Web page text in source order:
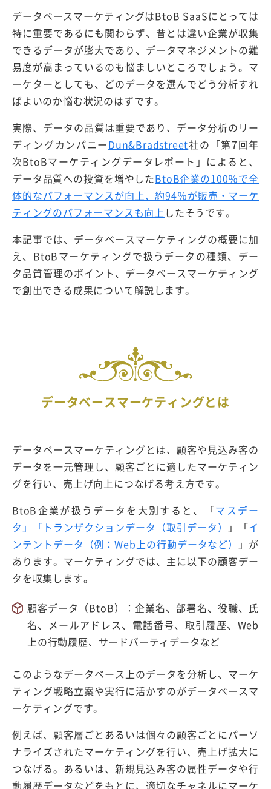
データベースマーケティングはBtoB SaaSにとっては
特に重要であるにも関わらず、昔とは違い企業が収集
できるデータが膨大であり、データマネジメントの難
易度が高まっているのも悩ましいところでしょう。マ
ーケターとしても、どのデータを選んでどう分析すれ
ばよいのか悩む状況のはずです。
実際、データの品質は重要であり、データ分析のリー
ディングカンパニーDun&Bradstreet社の「第7回年
次BtoBマーケティングデータレポート」によると、
データ品質への投資を増やしたBtoB企業の100％で全
体的なパフォーマンスが向上、約94％が販売・マーケ
ティングのパフォーマンスも向上 したそうです。
本記事では、データベースマーケティングの概要に加
え、BtoBマーケティングで扱うデータの種類、デー
タ品質管理のポイント、データベースマーケティング
で創出できる成果について解説します。
データベースマーケティングとは
データベースマーケティングとは、顧客や見込み客の
データを一元管理し、顧客ごとに適したマーケティン
グを行い、売上げ向上につなげる考え方です。
BtoB企業が扱うデータを大別すると、「マスデー
タ」「トランザクションデータ（取引データ）
」「イ
ンテントデータ（例：Web上の行動データなど）
」が
あります。マーケティングでは、主に以下の顧客デー
タを収集します。
顧客データ（BtoB）：企業名、部署名、役職、氏
名、メールアドレス、電話番号、取引履歴、Web
上の行動履歴、サードバーティデータなど
このようなデータベース上のデータを分析し、マーケ
ティング戦略立案や実行に活かすのがデータベースマ
ーケティングです。
例えば、顧客層ごとあるいは個々の顧客ごとにパーソ
ナライズされたマーケティングを行い、売上げ拡大に
つなげる。あるいは、新規見込み客の属性データや行
動履歴データなどをもとに、適切なチャネルにマーケ